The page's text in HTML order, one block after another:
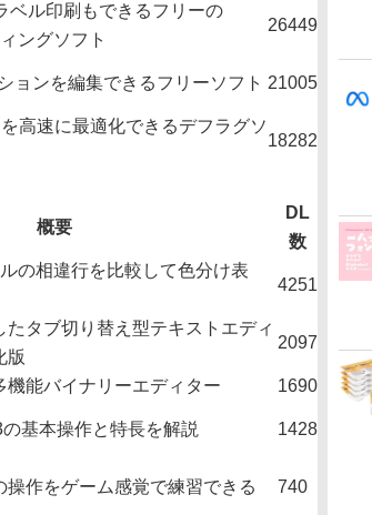
ベル印刷もできるフリーの
ングソフト
26449
ョンを編集できるフリーソフト 21005
高速に最適化できるデフラグソ
18282
概要
DL
数
の相違行を比較して色分け表
4251
たタブ切り替え型テキストエディ
版
2097
機能バイナリーエディター 1690
の基本操作と特長を解説 1428
操作をゲーム感覚で練習できる 740